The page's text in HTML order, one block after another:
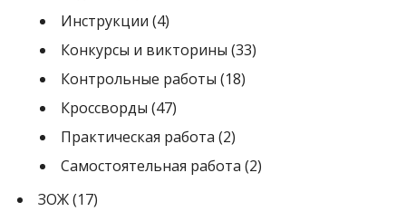
Инструкции (4)
Конкурсы и викторины (33)
Контрольные работы (18)
Кроссворды (47)
Практическая работа (2)
Самостоятельная работа (2)
ЗОЖ(17)